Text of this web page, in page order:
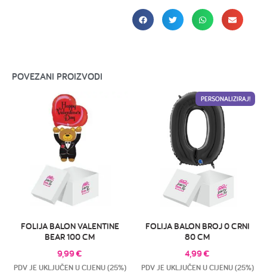
POVEZANI PROIZVODI
FOLIJA BALON VALENTINE
BEAR 100 CM
9,99€
PDV JE UKLJUČEN U CIJENU (25%)
PERSONALIZIRAJ!
FOLIJA BALON BROJ 0 CRNI
80 CM
4,99€
PDV JE UKLJUČEN U CIJENU (25%)